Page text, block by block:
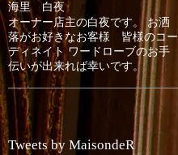
海里 白夜
オーナー店主の白夜です。 お洒
落がお好きなお客様 皆様のコー
ディネイト ワードローブのお手
伝いが出来れば幸いです。
Tweets by MaisondeR